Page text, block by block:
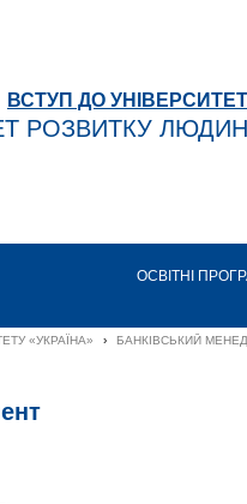
ВСТУП ДО
РОЗВИТКУ
ОСВІТНІ
«УКРАЇНА» › БАНКІВСЬКИЙ